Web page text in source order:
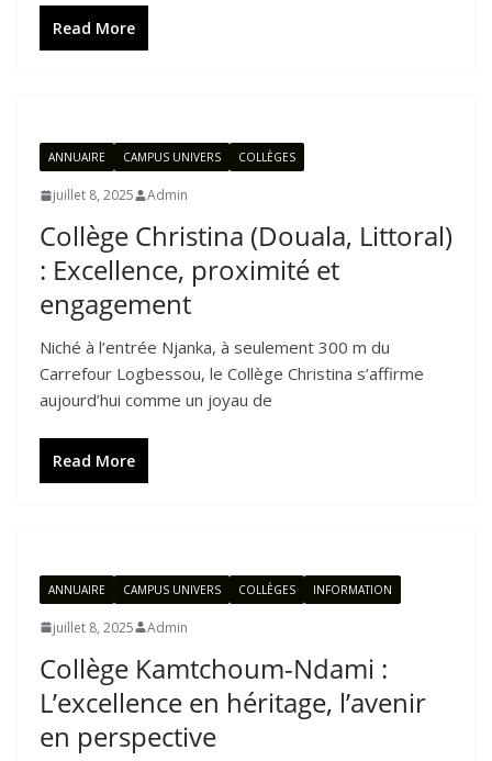
Read More
ANNUAIRE CAMPUS UNIVERS COLLÈGES
juillet 8, 2025 Admin
Collège Christina (Douala, Littoral)
: Excellence, proximité et
engagement
Niché à l’entrée Njanka, à seulement 300 m du
Carrefour Logbessou, le Collège Christina s’affirme
aujourd’hui comme un joyau de
Read More
ANNUAIRE CAMPUS UNIVERS COLLÈGES INFORMATION
juillet 8, 2025 Admin
Collège Kamtchoum-Ndami :
L’excellence en héritage, l’avenir
en perspective